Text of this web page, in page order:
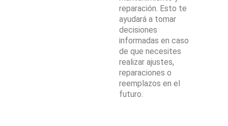
reparación. Esto te
ayudará a tomar
decisiones
informadas en caso
de que necesites
realizar ajustes,
reparaciones o
reemplazos en el
futuro.